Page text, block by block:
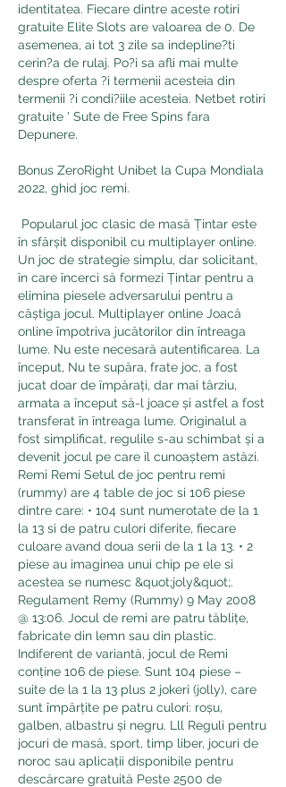
identitatea. Fiecare dintre aceste rotiri
gratuite Elite Slots are valoarea de 0. De
asemenea, ai tot 3 zile sa indepline?ti
cerin?a de rulaj. Po?i sa afli mai multe
despre oferta ?i termenii acesteia din
termenii ?i condi?iile acesteia. Netbet rotiri
gratuite ' Sute de Free Spins fara
Depunere.
Bonus ZeroRight Unibet la Cupa Mondiala
2022, ghid joc remi.
în sfârșit disponibil cu multiplayer online.
Un joc de strategie simplu, dar solicitant,
în care încerci să formezi Țintar pentru a
elimina piesele adversarului pentru a
câștiga jocul. Multiplayer online Joacă
online împotriva jucătorilor din întreaga
lume. Nu este necesară autentificarea. La
început, Nu te supăra, frate joc, a fost
jucat doar de împărați, dar mai târziu,
armata a început să-l joace și astfel a fost
transferat în întreaga lume. Originalul a
fost simplificat, regulile s-au schimbat și a
devenit jocul pe care îl cunoaștem astăzi.
Remi Remi Setul de joc pentru remi
(rummy) are 4 table de joc si 106 piese
dintre care: • 104 sunt numerotate de la 1
la 13 si de patru culori diferite, fiecare
culoare avand doua serii de la 1 la 13. • 2
piese au imaginea unui chip pe ele si
acestea se numesc &quot;joly&quot;.
Regulament Remy (Rummy) 9 May 2008
@ 13:06. Jocul de remi are patru tăblițe,
fabricate din lemn sau din plastic.
Indiferent de variantă, jocul de Remi
conține 106 de piese. Sunt 104 piese –
suite de la 1 la 13 plus 2 jokeri (jolly), care
sunt împărțite pe patru culori: roșu,
galben, albastru și negru. Lll Reguli pentru
jocuri de masă, sport, timp liber, jocuri de
noroc sau aplicații disponibile pentru
descărcare gratuită Peste 2500 de